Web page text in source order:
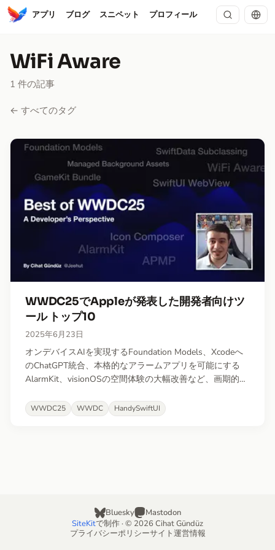
アプリ ブログ スニペット プロフィール
WiFi Aware
1 件の記事
← すべてのタグ
WWDC25でAppleが発表した開発者向けツ
ール トップ10
2025年6月23日
オンデバイスAIを実現するFoundation Models、Xcodeへ
のChatGPT統合、本格的なアラームアプリを可能にする
AlarmKit、visionOSの空間体験の大幅改善など、画期的な
WWDC25 WWDC HandySwiftUI
Bluesky
Mastodon
SiteKitで制作 · © 2026 Cihat Gündüz
プライバシーポリシーサイト運営情報